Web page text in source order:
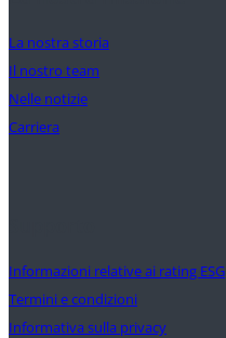
La nostra storia
Il nostro team
Nelle notizie
Carriera
Informazioni relative ai rating ESG
Termini e condizioni
Informativa sulla privacy